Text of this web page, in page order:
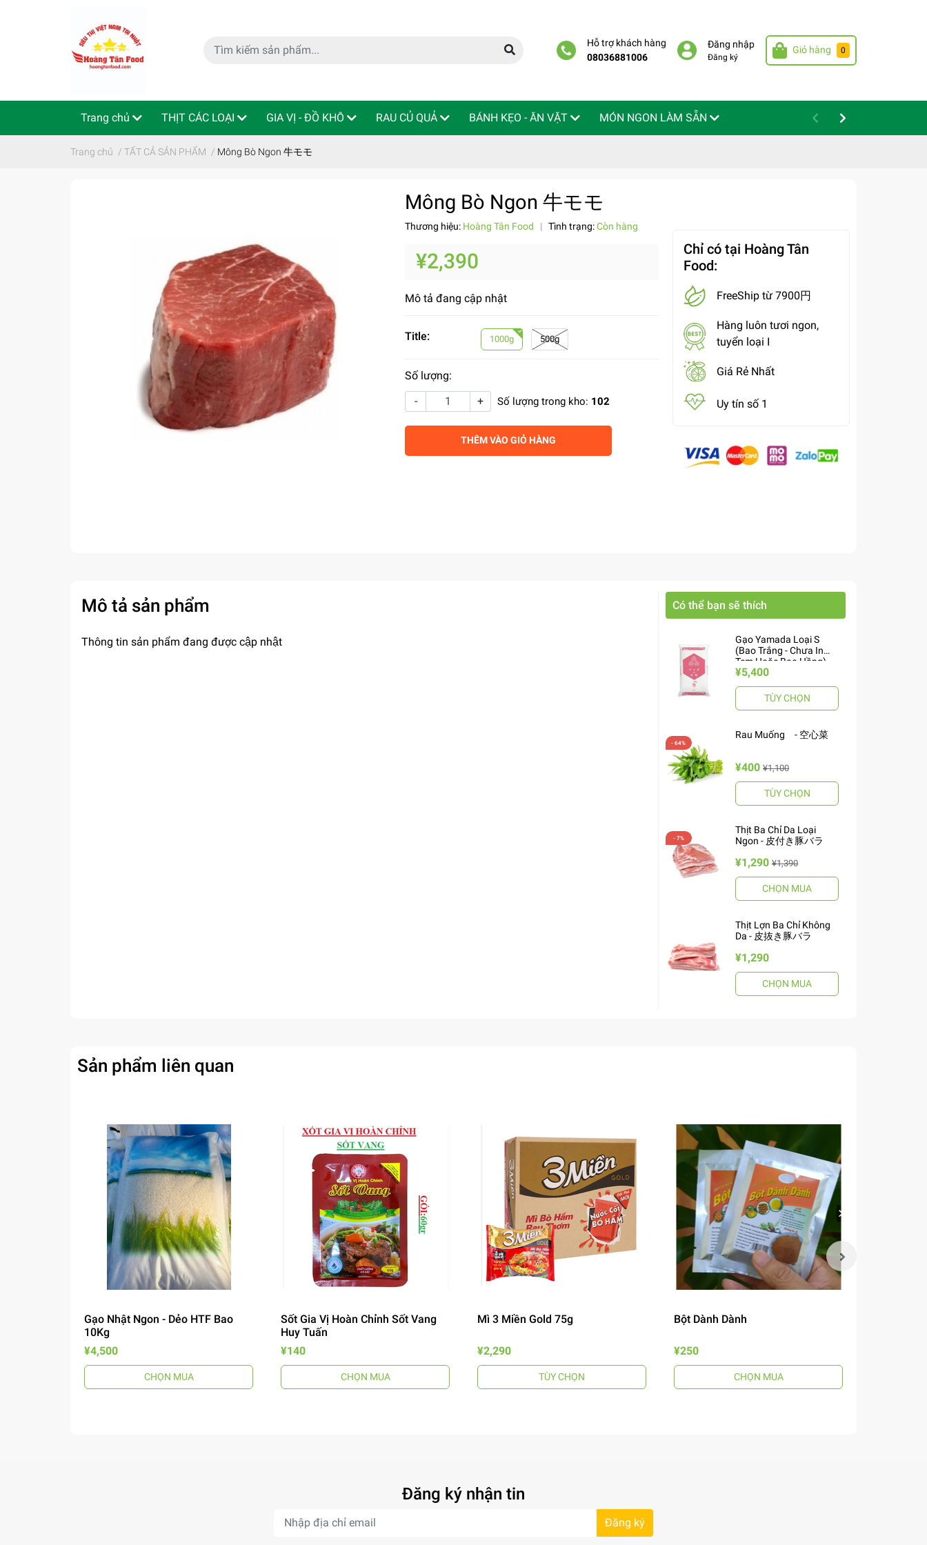
Hỗ trợ khách hàng
08036881006
Đăng nhập
Đăng ký
Giỏ hàng 0
Trang chủ THỊT CÁC LOẠI GIA VỊ - ĐỒ KHÔ RAU CỦ QUẢ BÁNH KẸO - ĂN VẶT MÓN NGON LÀM SẴN
特定商取引法 Indo - ThaiLan
Trang chủ / TẤT CẢ SẢN PHẨM / Mông Bò Ngon 牛モモ
Mông Bò Ngon 牛モモ
Thương hiệu: Hoàng Tân Food | Tình trạng:Còn hàng
¥2,390
Mô tả đang cập nhật
Title: 1000g 500g
Số lượng:
-
+ Số lượng trong kho: 102
THÊM VÀO GIỎ HÀNG
Chỉ có tại Hoàng Tân
Food:
FreeShip từ 7900円
Hàng luôn tươi ngon,
tuyển loại I
Giá Rẻ Nhất
Uy tín số 1
Mô tả sản phẩm
Thông tin sản phẩm đang được cập nhật
Có thể bạn sẽ thích
Gạo Yamada Loại S
(Bao Trắng - Chưa In
Tem Hoặc Bao Hồng)
10kg ヤマダお米 S
¥5,400
TÙY CHỌN
Rau Muống - 空心菜
¥400 ¥1,100
TÙY CHỌN
Thịt Ba Chỉ Da Loại
Ngon - 皮付き豚バラ
¥1,290 ¥1,390
CHỌN MUA
Thịt Lợn Ba Chỉ Không
Da - 皮抜き豚バラ
¥1,290
CHỌN MUA
Sản phẩm liên quan
Gạo Nhật Ngon - Dẻo HTF Bao
10Kg
¥4,500
CHỌN MUA
Sốt Gia Vị Hoàn Chỉnh Sốt Vang
Huy Tuấn
¥140
CHỌN MUA
Mì 3 Miền Gold 75g
¥2,290
TÙY CHỌN
Bột Dành Dành
¥250
CHỌN MUA
Đăng ký nhận tin
Đăng ký